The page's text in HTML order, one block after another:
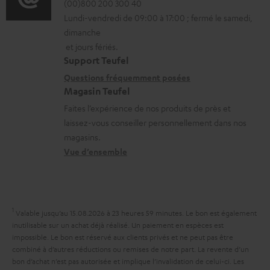
é
c
h
a
g
e
a
i
o
n
s
e
a
s
à
l
r
m
a
t
o
n
s
t
i
v
é
t
a
i
s
c
o
t
(00)800 200 300 40
Lundi-vendredi de 09:00 à 17:00 ; fermé le samedi,
dimanche
et jours fériés.
Support Teufel
Magasin Teufel
Faites l’expérience de nos produits de près et
laissez-vous conseiller personnellement dans nos
magasins.
1 Valable jusqu’au 15.08.2026 à 23 heures 59 minutes.
Le bon est également
inutilisable sur un achat déjà réalisé. Un paiement en espèces est
impossible. Le bon est réservé aux clients privés et ne peut pas être
combiné à d’autres réductions ou remises de notre part. La revente d’un
bon d’achat n’est pas autorisée et implique l’invalidation de celui-ci. Les